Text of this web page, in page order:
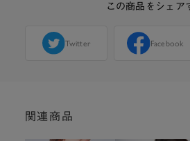
この商品をシェア
Twitter Facebook
関連商品